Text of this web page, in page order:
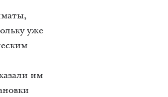
уже
им